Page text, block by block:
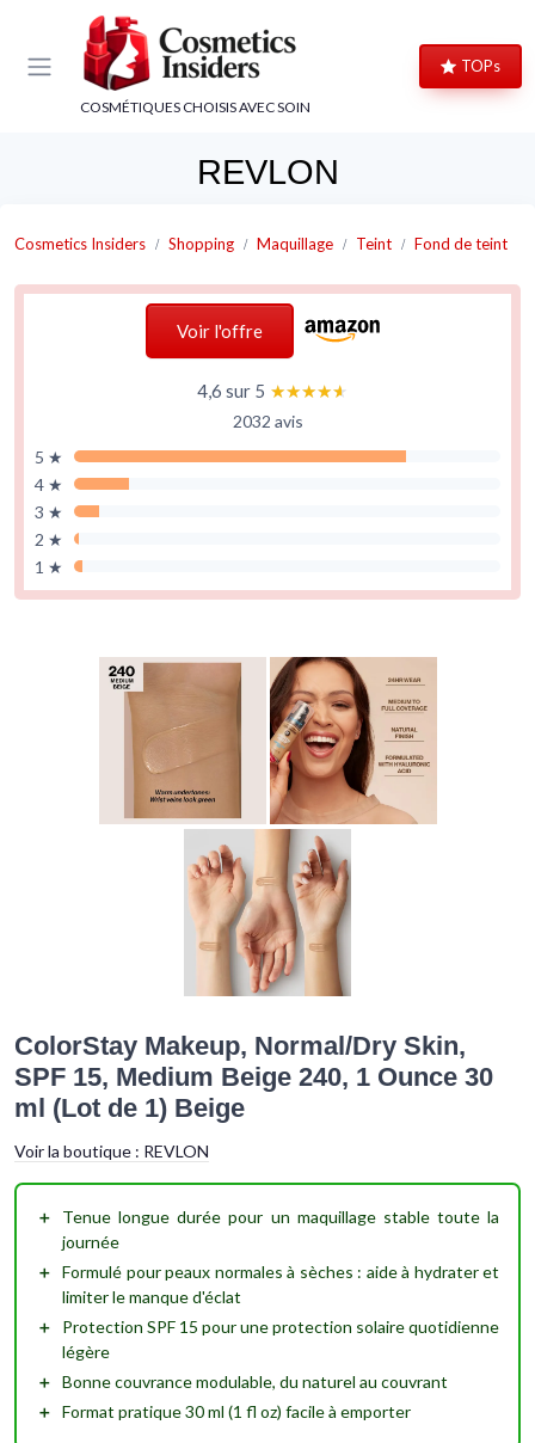
COSMÉTIQUES CHOISIS AVEC SOIN
TOPs
REVLON
Cosmetics Insiders Shopping Maquillage Teint Fond de teint
Voir l'offre
4,6 sur 5 ★★★★★
★★★★★
2032 avis
5 ★
4 ★
3 ★
2 ★
1 ★
ColorStay Makeup, Normal/Dry Skin,
SPF 15, Medium Beige 240, 1 Ounce 30
ml (Lot de 1) Beige
Voir la boutique : REVLON
＋ Tenue longue durée pour un maquillage stable toute la
journée
＋ Formulé pour peaux normales à sèches : aide à hydrater et
limiter le manque d'éclat
＋
Protection SPF 15 pour une protection solaire quotidienne
légère
＋ Bonne couvrancemodulable, du naturel au couvrant
＋ Format pratique 30 ml (1 fl oz) facile à emporter
Panneau de gestion des cookies